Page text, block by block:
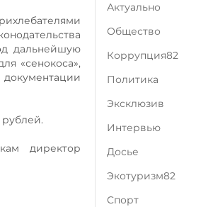
дальнейшую
«сенокоса»,
директор
Актуально
Общество
Коррупция82
Политика
Эксклюзив
Интервью
Досье
Экотуризм82
Cпорт